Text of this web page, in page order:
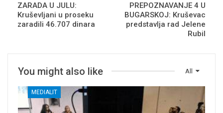
ZARADA U JULU:
Kruševljani u proseku
zaradili 46.707 dinara
PREPOZNAVANJE 4 U
BUGARSKOJ: Kruševac
predstavlja rad Jelene
Rubil
All
You might also like
MEDIALIT